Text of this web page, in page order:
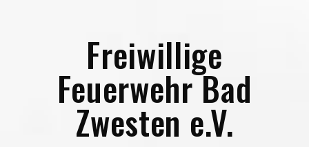
Freiwillige
Feuerwehr Bad
Zwesten e.V.